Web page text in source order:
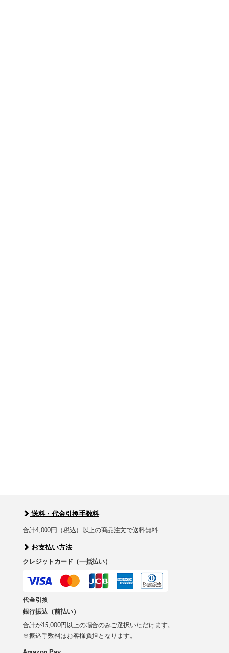
送料・代金引換手数料
合計4,000円（税込）以上の商品注文で送料無料
お支払い方法
クレジットカード（一括払い）
代金引換
銀行振込（前払い）
合計が15,000円以上の場合のみご選択いただけます。
※振込手数料はお客様負担となります。